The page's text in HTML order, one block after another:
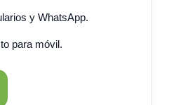
y WhatsApp.
para móvil.